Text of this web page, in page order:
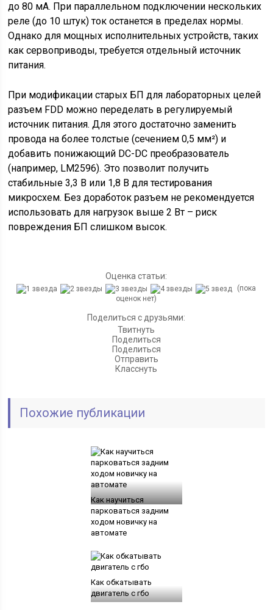
до 80 мА. При параллельном подключении нескольких
реле (до 10 штук) ток останется в пределах нормы.
Однако для мощных исполнительных устройств, таких
как сервоприводы, требуется отдельный источник
питания.
При модификации старых БП для лабораторных целей
разъем FDD можно переделать в регулируемый
источник питания. Для этого достаточно заменить
провода на более толстые (сечением 0,5 мм²) и
добавить понижающий DC-DC преобразователь
(например, LM2596). Это позволит получить
стабильные 3,3 В или 1,8 В для тестирования
микросхем. Без доработок разъем не рекомендуется
использовать для нагрузок выше 2 Вт – риск
повреждения БП слишком высок.
Оценка статьи:
(пока
оценок нет)
Поделиться с друзьями:
Твитнуть
Поделиться
Поделиться
Отправить
Класснуть
Похожие публикации
Как научиться
парковаться задним
ходом новичку на
автомате
Как обкатывать
двигатель с гбо